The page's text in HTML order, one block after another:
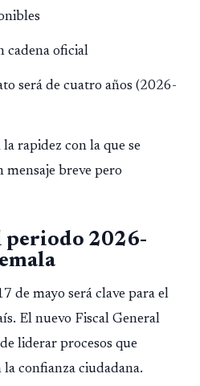
cadena oficial
será de cuatro años (2026-
rapidez con la que se
mensaje breve pero
periodo 2026-
de mayo será clave para el
El nuevo Fiscal General
liderar procesos que
confianza ciudadana.